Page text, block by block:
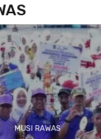
MUSI RAWAS